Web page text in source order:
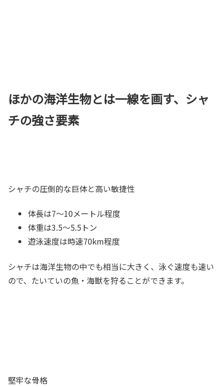
ほかの海洋生物とは一線を画す、シャ
チの強さ要素
シャチの圧倒的な巨体と高い敏捷性
体長は7～10メートル程度
体重は3.5～5.5トン
遊泳速度は時速70km程度
シャチは海洋生物の中でも相当に大きく、泳ぐ速度も速い
ので、たいていの魚・海獣を狩ることができます。
堅牢な骨格